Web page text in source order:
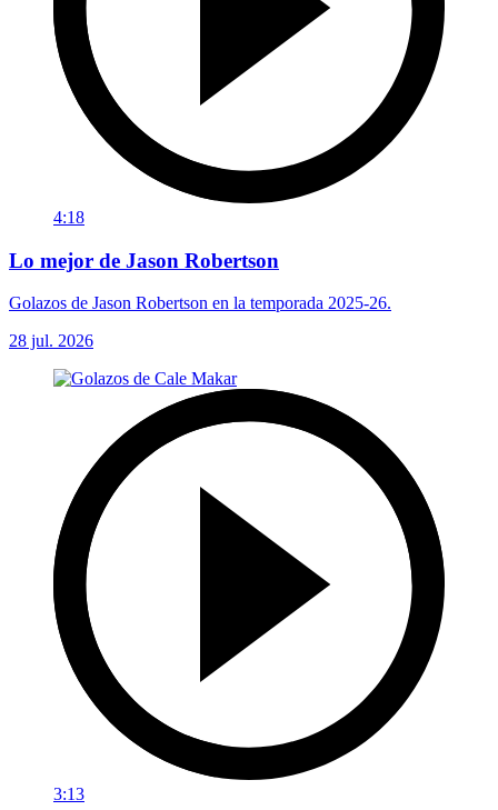
4:18
Lo mejor de Jason Robertson
Golazos de Jason Robertson en la temporada 2025-26.
28 jul. 2026
3:13